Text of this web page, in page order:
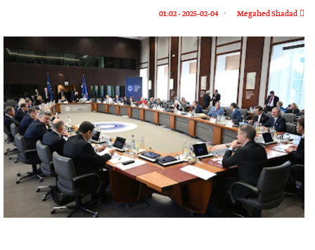
Megahed Shadad
2025-02-04 - 01:02